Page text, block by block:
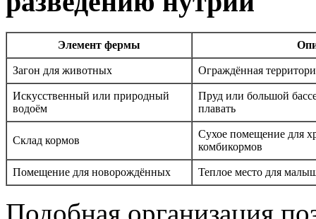
Элемент фермы
Загон для животных Ограждённая
Искусственный или природный
водоём
Пруд или большой
плавать
Склад кормов
Сухое помещение для
комбикормов
Помещение для новорождённых Теплое место для
Подобная организация